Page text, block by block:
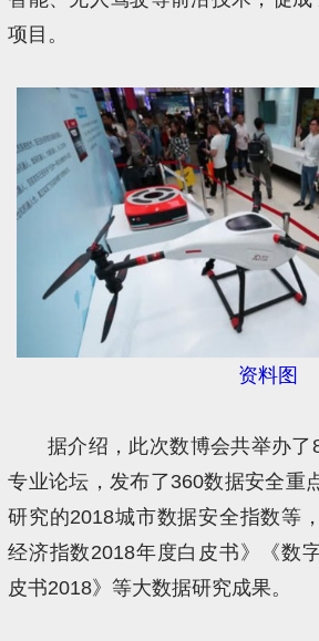
项目。
资料图
据介绍，此次数博会共举办
专业论坛，发布了360数据安全重
研究的2018城市数据安全指数等
经济指数2018年度白皮书》《数
皮书2018》等大数据研究成果。